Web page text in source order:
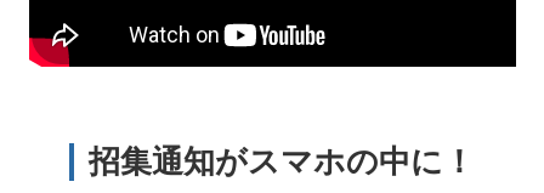
招集通知がスマホの中に！